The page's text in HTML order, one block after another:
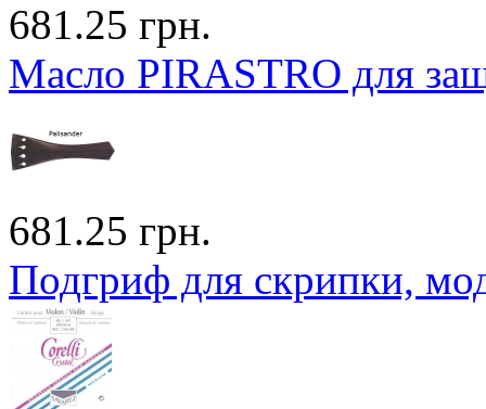
681.25 грн.
Масло PIRASTRO для
681.25 грн.
Подгриф для скрипки,